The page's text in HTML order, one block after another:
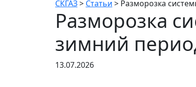
СКГАЗ> Статьи > Разморозка
Разморозка
зимний
13.07.2026